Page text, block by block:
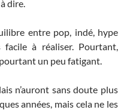
dire.
entre pop, indé, hype
à réaliser. Pourtant,
un peu fatigant.
n’auront sans doute plus
années, mais cela ne les